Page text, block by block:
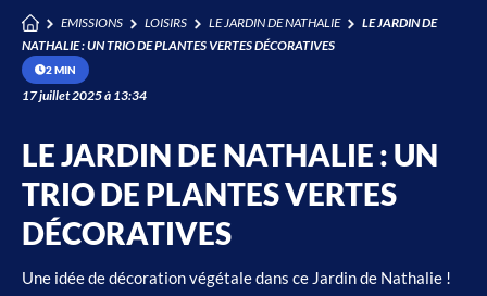
EMISSIONS LOISIRS LE JARDIN DE NATHALIE
LE JARDIN DE
NATHALIE : UN TRIO DE PLANTES VERTES DÉCORATIVES
0:08 / 0:12
2 MIN
17 juillet 2025 à 13:34
LE JARDIN DE NATHALIE : UN
TRIO DE PLANTES VERTES
DÉCORATIVES
Une idée de décoration végétale dans ce Jardin de Nathalie !